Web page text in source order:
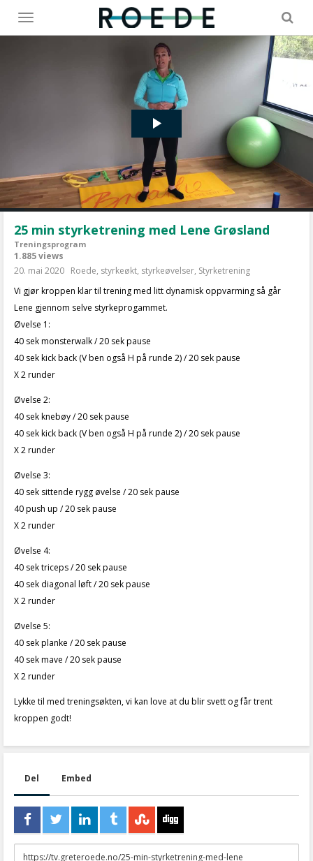
Toggle
menu
25 min styrketrening med Lene Grøsland
Treningsprogram
1.885 views
20. mai 2020 Roede, styrkeøkt, styrkeøvelser, Styrketrening
Vi gjør kroppen klar til trening med litt dynamisk oppvarming så går
Lene gjennom selve styrkeprogammet.
Øvelse 1:
40 sek monsterwalk / 20 sek pause
40 sek kick back (V ben også H på runde 2) / 20 sek pause
X 2 runder
Øvelse 2:
40 sek knebøy / 20 sek pause
40 sek kick back (V ben også H på runde 2) / 20 sek pause
X 2 runder
Øvelse 3:
40 sek sittende rygg øvelse / 20 sek pause
40 push up / 20 sek pause
X 2 runder
Øvelse 4:
40 sek triceps / 20 sek pause
40 sek diagonal løft / 20 sek pause
X 2 runder
Øvelse 5:
40 sek planke / 20 sek pause
40 sek mave / 20 sek pause
X 2 runder
Lykke til med treningsøkten, vi kan love at du blir svett og får trent
kroppen godt!
Del Embed
URL